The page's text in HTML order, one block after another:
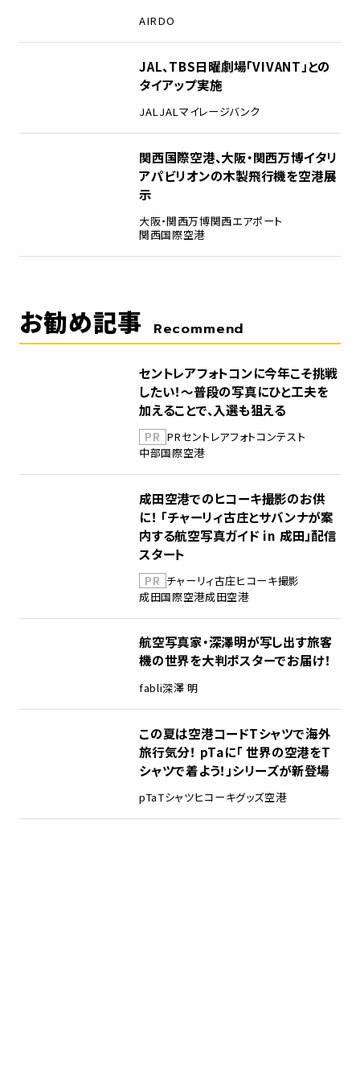
AIRDO
JAL、TBS日曜劇場「VIVANT」との
タイアップ実施
JALJALマイレージバンク
関西国際空港、大阪・関西万博イタリ
アパビリオンの木製飛行機を空港展
示
大阪・関西万博関西エアポート
関西国際空港
お勧め記事 Recommend
セントレアフォトコンに今年こそ挑戦
したい！～普段の写真にひと工夫を
加えることで、入選も狙える
PR PRセントレアフォトコンテスト
中部国際空港
成田空港でのヒコーキ撮影のお供
に！ 「チャーリィ古庄とサバンナが案
内する航空写真ガイド in 成田」配信
スタート
PR チャーリィ古庄ヒコーキ撮影
成田国際空港成田空港
航空写真家・深澤明が写し出す旅客
機の世界を大判ポスターでお届け！
fabli深澤 明
この夏は空港コードTシャツで海外
旅行気分！ pTaに「 世界の空港をT
シャツで着よう！」シリーズが新登場
pTaTシャツヒコーキグッズ空港